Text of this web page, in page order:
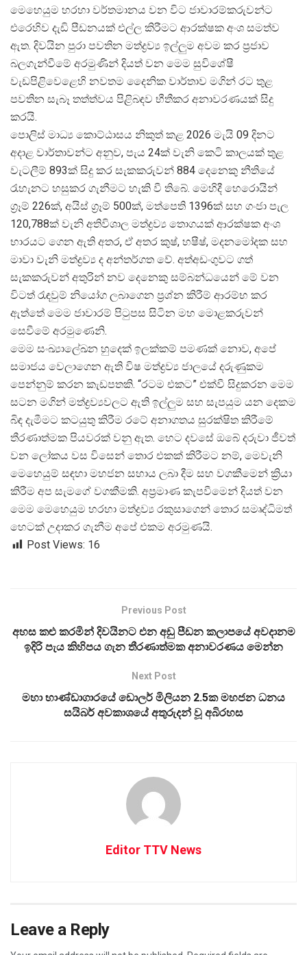
මෙහෙයුම හරහා වර්තමානය වන විට ජාවාරම්කරුවන්ට
එරෙහිව දැඩි පීඩනයක් එල්ල කිරීමට ආරක්ෂක අංශ සමත්ව
ඇත. දිවයින පුරා පවතින මත්ද්රව් ය ඉල්ලුම අවම කර ප්රජාව
බලගැන්වීමේ අරමුණින් දියත් වන මෙම සුවිශේෂී
වැඩපිළිවෙළෙහි නවතම දෛනික වාර්තාව මගින් රට තුළ
පවතින සැබෑ තත්ත්වය පිළිබඳව භීතීකර අනාවරණයක් සිදු
කරයි.
පොලිස් මාධ් ය කොට්ඨාසය නිකුත් කළ 2026 මැයි 09 දිනට
අදාළ වාර්තාවන්ට අනුව, පැය 24ක් වැනි කෙටි කාලයක් තුළ
වැටලීම් 893ක් සිදු කර සැකකරුවන් 884 දෙනෙකු නීතියේ
රැහැනට හසුකර ගැනීමට හැකි වී තිබේ. මෙහිදී හෙරොයින්
ග්රෑම් 226ක්, අයිස් ග්රෑම් 500ක්, මත්පෙති 1396ක් සහ ගංජා පැල
120,788ක් වැනි අතිවිශාල මත්ද්රව් ය තොගයක් ආරක්ෂක අංශ
භාරයට ගෙන ඇති අතර, ඒ අතර කුෂ්, හෂීෂ්, මදනමෝදක සහ
මාවා වැනි මත්ද්රව් ය ද අන්තර්ගත වේ. අත්අඩංගුවට ගත්
සැකකරුවන් අතුරින් නව දෙනෙකු සම්බන්ධයෙන් මේ වන
විටත් රැඳවුම් නියෝග ලබාගෙන ප්රශ්න කිරීම් ආරම්භ කර
ඇත්තේ මෙම ජාවාරම් පිටුපස සිටින මහ මොළකරුවන්
සෙවීමේ අරමුණෙනි.
මෙම සංඛ්යාලේඛන හුදෙක් ඉලක්කම් පමණක් නොව, අපේ
සමාජය වෙලාගෙන ඇති විෂ මත්ද්රව් ය ජාලයේ දරුණුකම
පෙන්නුම් කරන කැඩපතකි. “රටම එකට” එක්වී සිදුකරන මෙම
සටන මගින් මත්ද්රව්යවලට ඇති ඉල්ලුම සහ සැපයුම යන දෙකම
බිඳ දැමීමට කටයුතු කිරීම රටේ අනාගතය සුරක්ෂිත කිරීමේ
තීරණාත්මක පියවරක් වනු ඇත. හෙට දවසේ ඔබේ දරුවා ජීවත්
වන ලෝකය වස විසෙන් තොර එකක් කිරීමට නම්, මෙවැනි
මෙහෙයුම් සඳහා මහජන සහාය ලබා දීම සහ වගකීමෙන් ක්රියා
කිරීම අප සැමගේ වගකීමකි. අප්රමාණ කැපවීමෙන් දියත් වන
මෙම මෙහෙයුම හරහා මත්ද්රව් ය රකුසාගෙන් තොර සමෘද්ධිමත්
හෙටක් උදාකර ගැනීම අපේ එකම අරමුණයි.
Post Views: 16
Previous Post
අහස කළු කරමින් දිවයිනට එන අඩු පීඩන කලාපයේ අවදානම
ඉදිරි පැය කිහිපය ගැන තීරණාත්මක අනාවරණය මෙන්න
Next Post
මහා භාණ්ඩාගාරයේ ඩොලර් මිලියන 2.5ක මහජන ධනය
සයිබර් අවකාශයේ අතුරුදන් වූ අබිරහස
Editor TTV News
Leave a Reply